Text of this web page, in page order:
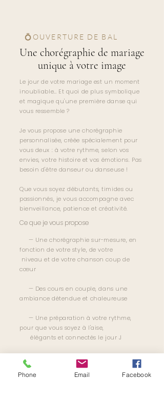
💍OUVERTURE DE BAL
Une chorégraphie de mariage
unique à votre image
Le jour de votre mariage est un moment
inoubliable… Et quoi de plus symbolique
et magique qu'une première danse qui
vous ressemble ?
Je vous propose une chorégraphie
personnalisée, créée spécialement pour
vous deux : à votre rythme, selon vos
envies, votre histoire et vos émotions. Pas
besoin d'être danseur ou danseuse !
Que vous soyez débutants, timides ou
passionnés, je vous accompagne avec
bienveillance, patience et créativité.
Ce que je vous propose
— Une chorégraphie sur-mesure, en
fonction de votre style, de votre
niveau et de votre chanson coup de
cœur
— Des cours en couple, dans une
ambiance détendue et chaleureuse
— Une préparation à votre rythme,
pour que vous soyez à l'aise,
élégants et connectés le jour J
tenir avec grâce, et vivre ce
moment avec émotion
Phone Email Facebook